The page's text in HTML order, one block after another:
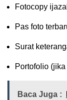
Fotocopy
Pas foto
Surat
Portofolio
Baca Juga :